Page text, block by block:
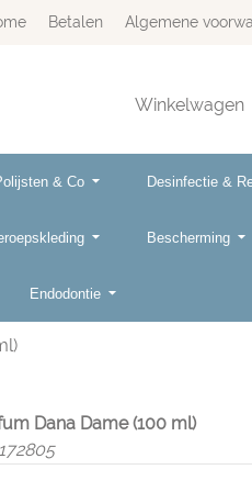
Betalen Algemene
Winkelwagen
& Co Desinfectie &
Bescherming
Endodontie
Dana Dame (100 ml)